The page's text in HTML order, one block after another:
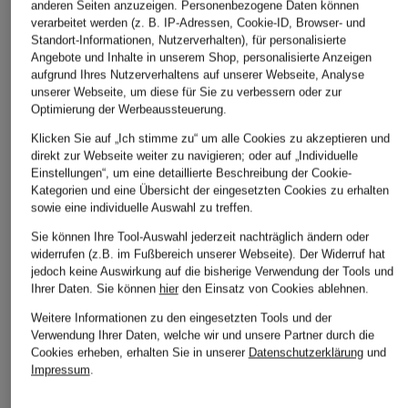
anderen Seiten anzuzeigen. Personenbezogene Daten können
verarbeitet werden (z. B. IP-Adressen, Cookie-ID, Browser- und
Standort-Informationen, Nutzerverhalten), für personalisierte
Angebote und Inhalte in unserem Shop, personalisierte Anzeigen
aufgrund Ihres Nutzerverhaltens auf unserer Webseite, Analyse
unserer Webseite, um diese für Sie zu verbessern oder zur
Optimierung der Werbeaussteuerung.
Klicken Sie auf „Ich stimme zu“ um alle Cookies zu akzeptieren und
direkt zur Webseite weiter zu navigieren; oder auf „Individuelle
Einstellungen“, um eine detaillierte Beschreibung der Cookie-
Kategorien und eine Übersicht der eingesetzten Cookies zu erhalten
sowie eine individuelle Auswahl zu treffen.
Sie können Ihre Tool-Auswahl jederzeit nachträglich ändern oder
widerrufen (z.B. im Fußbereich unserer Webseite). Der Widerruf hat
jedoch keine Auswirkung auf die bisherige Verwendung der Tools und
Ihrer Daten. Sie können hierden Einsatz von Cookies ablehnen.
Weitere Informationen zu den eingesetzten Tools und der
Verwendung Ihrer Daten, welche wir und unsere Partner durch die
Cookies erheben, erhalten Sie in unserer Datenschutzerklärungund
Impressum.